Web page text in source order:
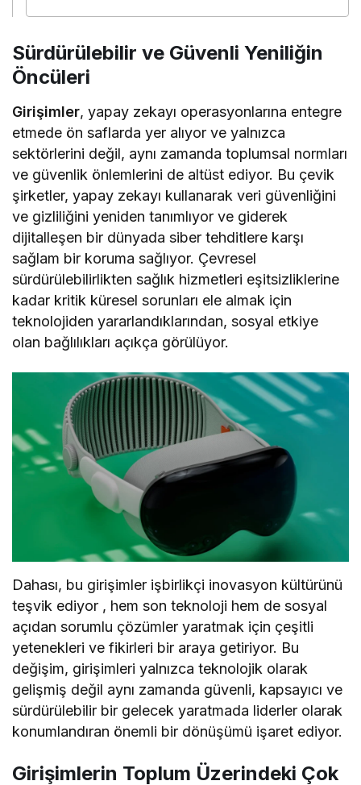
Sürdürülebilir ve Güvenli Yeniliğin
Öncüleri
Girişimler, yapay zekayı operasyonlarına entegre
etmede ön saflarda yer alıyor ve yalnızca
sektörlerini değil, aynı zamanda toplumsal normları
ve güvenlik önlemlerini de altüst ediyor. Bu çevik
şirketler, yapay zekayı kullanarak veri güvenliğini
ve gizliliğini yeniden tanımlıyor ve giderek
dijitalleşen bir dünyada siber tehditlere karşı
sağlam bir koruma sağlıyor. Çevresel
sürdürülebilirlikten sağlık hizmetleri eşitsizliklerine
kadar kritik küresel sorunları ele almak için
teknolojiden yararlandıklarından, sosyal etkiye
olan bağlılıkları açıkça görülüyor.
Dahası, bu girişimler işbirlikçi inovasyon kültürünü
teşvik ediyor , hem son teknoloji hem de sosyal
açıdan sorumlu çözümler yaratmak için çeşitli
yetenekleri ve fikirleri bir araya getiriyor. Bu
değişim, girişimleri yalnızca teknolojik olarak
gelişmiş değil aynı zamanda güvenli, kapsayıcı ve
sürdürülebilir bir gelecek yaratmada liderler olarak
konumlandıran önemli bir dönüşümü işaret ediyor.
Girişimlerin Toplum Üzerindeki Çok